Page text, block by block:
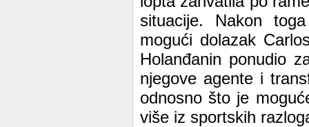
situacije. Nakon
mogući dolazak
Holanđanin ponudio
njegove agente i
odnosno što je
više iz sportskih